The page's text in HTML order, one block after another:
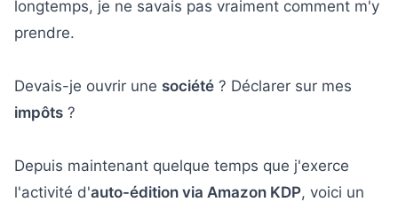
longtemps, je ne savais pas vraiment comment m'y
prendre.
Devais-je ouvrir une société ? Déclarer sur mes
impôts ?
Depuis maintenant quelque temps que j'exerce
l'activité d'auto-édition via Amazon KDP, voici un